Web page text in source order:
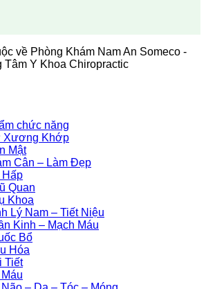
về Phòng Khám Nam An Someco -
Tâm Y Khoa Chiropractic
chức năng
Xương Khớp
Mật
Cân – Làm Đẹp
Hấp
Quan
Khoa
Lý Nam – Tiết Niệu
Kinh – Mạch Máu
Bổ
Hóa
Tiết